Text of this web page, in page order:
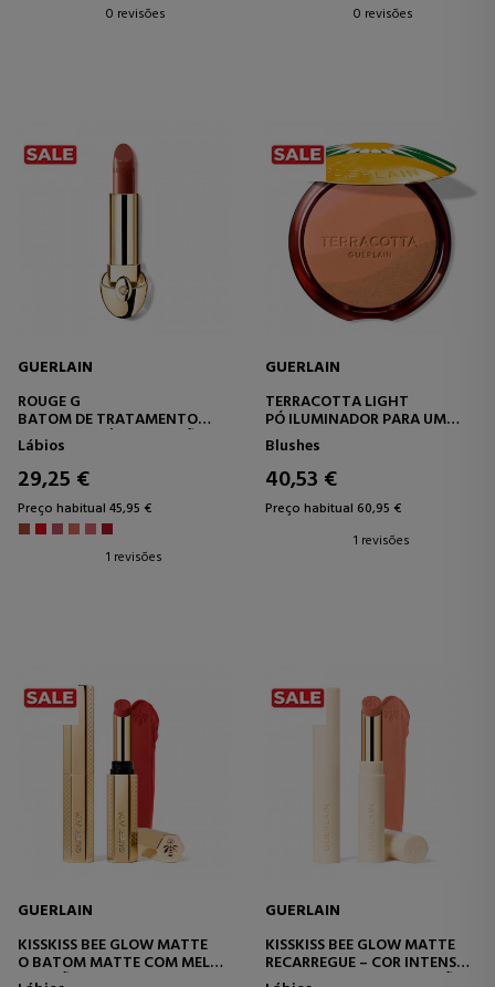
0 revisões 0 revisões
GUERLAIN
ROUGE G
BATOM DE TRATAMENTO
PERSONALIZÁVEL - EDIÇÃO
LIMITADA
Lábios
29,25 €
Preço habitual 45,95 €
1 revisões
GUERLAIN
TERRACOTTA LIGHT
PÓ ILUMINADOR PARA UM
EFEITO DE TEZ
NATURALMENTE SAUDÁVEL -
96% DE INGREDIENTES DE
ORIGEM NATURAL
Blushes
40,53 €
Preço habitual 60,95 €
1 revisões
GUERLAIN
KISSKISS BEE GLOW MATTE
O BATOM MATTE COM MEL
QUE NÃO TRANSFERE.
GUERLAIN
KISSKISS BEE GLOW MATTE
RECARREGUE – COR INTENSA E
CONFORTO EM UMA VERSÃO